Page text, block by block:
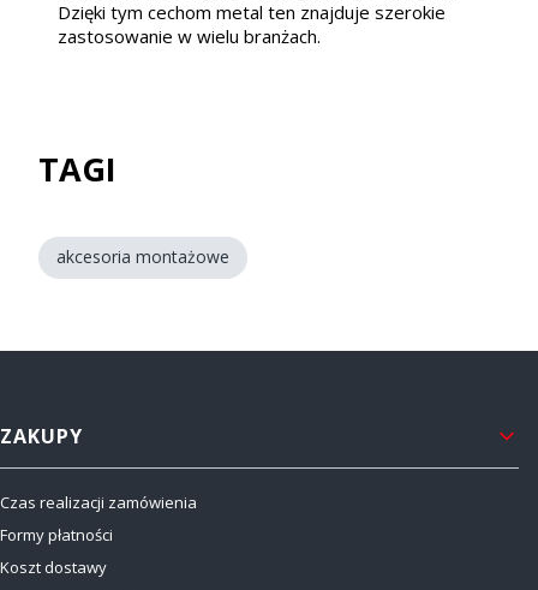
Dzięki tym cechom metal ten znajduje szerokie
zastosowanie w wielu branżach.
TAGI
akcesoria montażowe
Linki w stopce
ZAKUPY
Czas realizacji zamówienia
Formy płatności
Koszt dostawy